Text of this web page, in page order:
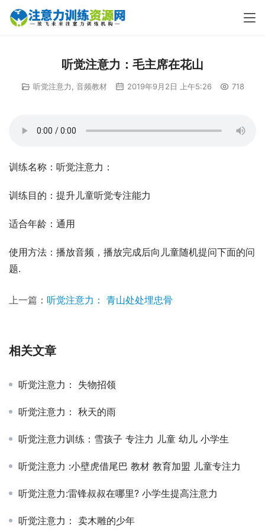
听觉注意力：毛主席在花山
听觉注意力 音频教材 2019年9月2日 上午5:26 718
训练名称：听觉注意力：
训练目的：提升儿童听觉专注能力
适合年龄：通用
使用方法：播放音频，播放完成后向儿童随机提问下面的问
题.
上一篇： 听觉注意力： 青山处处埋忠骨
相关文章
听觉注意力： 失物招领
听觉注意力： 秋天的雨
听觉注意力训练：雪孩子 专注力 儿童 幼儿 小学生
听觉注意力 :小壁虎借尾巴 教材 教育加盟 儿童专注力
听觉注意力:雷锋叔叔在哪里? 小学生提高注意力
听觉注意力： 卖木雕的少年